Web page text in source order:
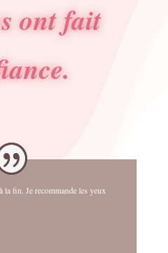
ont fait
la fin. Je recommande les yeux